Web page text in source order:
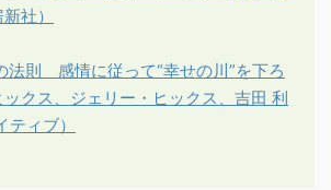
社）
法則 感情に従って“幸せの川”を下ろ
クス、ジェリー・ヒックス、吉田 利
ィブ）